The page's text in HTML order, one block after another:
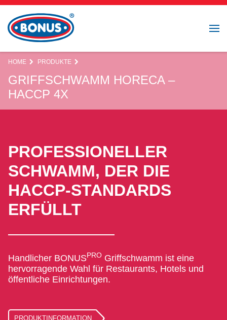
HOME PRODUKTE
GRIFFSCHWAMM HORECA –
HACCP 4X
PROFESSIONELLER
SCHWAMM, DER DIE
HACCP-STANDARDS
ERFÜLLT
Handlicher BONUSPRO Griffschwamm ist eine
hervorragende Wahl für Restaurants, Hotels und
öffentliche Einrichtungen.
PRODUKTINFORMATION